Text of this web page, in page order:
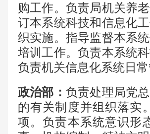
购工作。负责局机关养
订本系统科技和信息化
织实施。指导监督本系
培训工作。负责本系统
负责机关信息化系统日
政治部 ： 负责处理局党
的有关制度并组织落实
项。负责本系统意识形